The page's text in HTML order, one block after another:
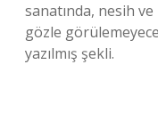
sanatında, nesih ve
gözle
yazılmış şekli.